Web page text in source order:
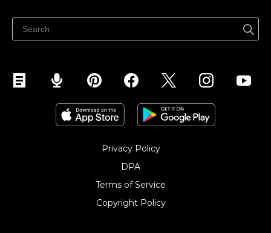
Eladás a Facebookon
Eladás Instagramon
Privacy Policy
DPA
Terms of Service
Copyright Policy‎